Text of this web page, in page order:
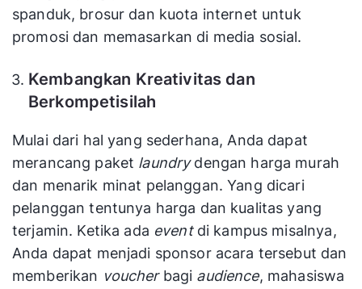
spanduk, brosur dan kuota internet untuk
promosi dan memasarkan di media sosial.
Kembangkan Kreativitas dan
Berkompetisilah
Mulai dari hal yang sederhana, Anda dapat
merancang paket laundrydengan harga murah
dan menarik minat pelanggan. Yang dicari
pelanggan tentunya harga dan kualitas yang
terjamin. Ketika ada eventdi kampus misalnya,
Anda dapat menjadi sponsor acara tersebut dan
memberikan voucherbagi audience, mahasiswa